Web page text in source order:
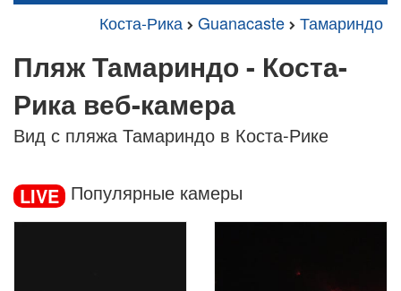
Коста-Рика Guanacaste Тамариндо
Пляж Тамариндо - Коста-
Рика веб-камера
Вид с пляжа Тамариндо в Коста-Рике
LIVE Популярные камеры